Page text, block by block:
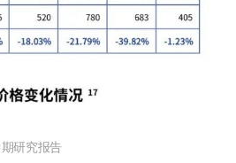
研究报告